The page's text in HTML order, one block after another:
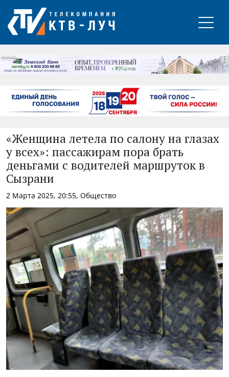
РЕКЛАМА
«Женщина летела по салону на глазах
у всех»: пассажирам пора брать
деньгами с водителей маршруток в
Сызрани
2 Марта 2025, 20:55, Общество